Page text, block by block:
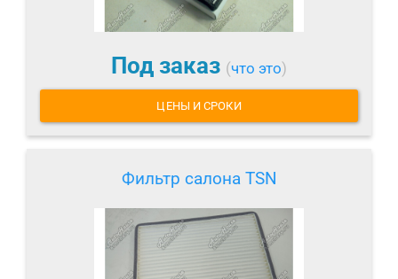
Под заказ (что это)
ЦЕНЫ И СРОКИ
Фильтр салона TSN